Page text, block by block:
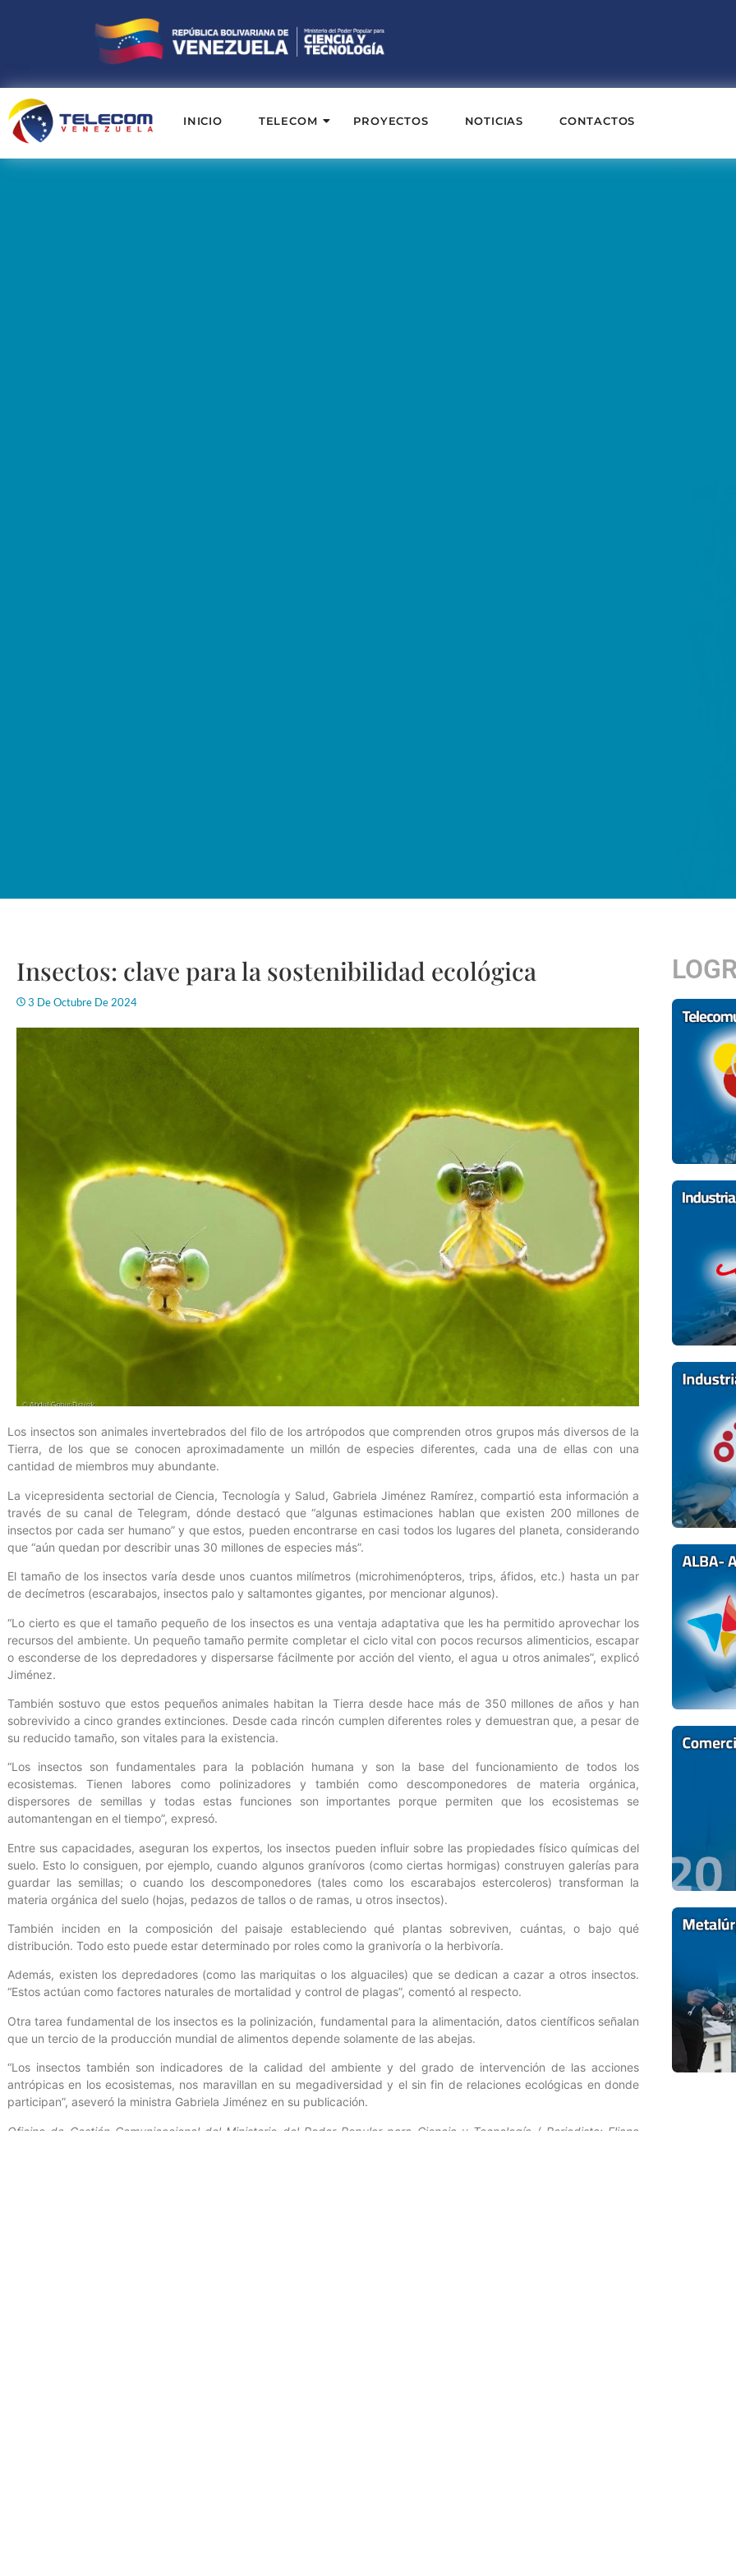
INICIO TELECOM PROYECTOS NOTICIAS CONTACTOS
Insectos: clave para la sostenibilidad ecológica
3 De Octubre De 2024
Los insectos son animales invertebrados del filo de los artrópodos que comprenden otros grupos más diversos de la
Tierra, de los que se conocen aproximadamente un millón de especies diferentes, cada una de ellas con una
cantidad de miembros muy abundante.
La vicepresidenta sectorial de Ciencia, Tecnología y Salud, Gabriela Jiménez Ramírez, compartió esta información a
través de su canal de Telegram, dónde destacó que “algunas estimaciones hablan que existen 200 millones de
insectos por cada ser humano” y que estos, pueden encontrarse en casi todos los lugares del planeta, considerando
que “aún quedan por describir unas 30 millones de especies más”.
El tamaño de los insectos varía desde unos cuantos milímetros (microhimenópteros, trips, áfidos, etc.) hasta un par
de decímetros (escarabajos, insectos palo y saltamontes gigantes, por mencionar algunos).
“Lo cierto es que el tamaño pequeño de los insectos es una ventaja adaptativa que les ha permitido aprovechar los
recursos del ambiente. Un pequeño tamaño permite completar el ciclo vital con pocos recursos alimenticios, escapar
o esconderse de los depredadores y dispersarse fácilmente por acción del viento, el agua u otros animales”, explicó
Jiménez.
También sostuvo que estos pequeños animales habitan la Tierra desde hace más de 350 millones de años y han
sobrevivido a cinco grandes extinciones. Desde cada rincón cumplen diferentes roles y demuestran que, a pesar de
su reducido tamaño, son vitales para la existencia.
“Los insectos son fundamentales para la población humana y son la base del funcionamiento de todos los
ecosistemas. Tienen labores como polinizadores y también como descomponedores de materia orgánica,
dispersores de semillas y todas estas funciones son importantes porque permiten que los ecosistemas se
automantengan en el tiempo”, expresó.
Entre sus capacidades, aseguran los expertos, los insectos pueden influir sobre las propiedades físico químicas del
suelo. Esto lo consiguen, por ejemplo, cuando algunos granívoros (como ciertas hormigas) construyen galerías para
guardar las semillas; o cuando los descomponedores (tales como los escarabajos estercoleros) transforman la
materia orgánica del suelo (hojas, pedazos de tallos o de ramas, u otros insectos).
También inciden en la composición del paisaje estableciendo qué plantas sobreviven, cuántas, o bajo qué
distribución. Todo esto puede estar determinado por roles como la granivoría o la herbivoría.
Además, existen los depredadores (como las mariquitas o los alguaciles) que se dedican a cazar a otros insectos.
“Estos actúan como factores naturales de mortalidad y control de plagas”, comentó al respecto.
Otra tarea fundamental de los insectos es la polinización, fundamental para la alimentación, datos científicos señalan
que un tercio de la producción mundial de alimentos depende solamente de las abejas.
“Los insectos también son indicadores de la calidad del ambiente y del grado de intervención de las acciones
antrópicas en los ecosistemas, nos maravillan en su megadiversidad y el sin fin de relaciones ecológicas en donde
participan”, aseveró la ministra Gabriela Jiménez en su publicación.
Oficina de Gestión Comunicacional del Ministerio del Poder Popular para Ciencia y Tecnología / Periodista: Eliana